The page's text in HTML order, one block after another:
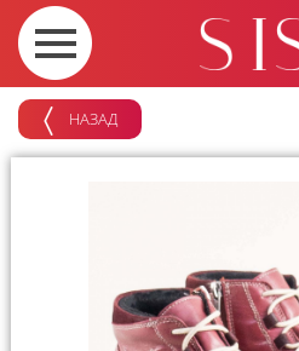
НАЗАД